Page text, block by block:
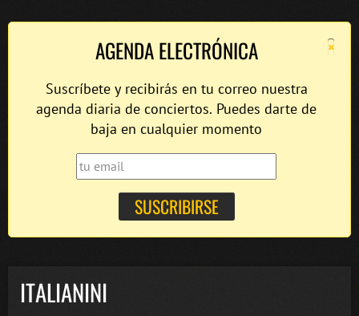
×
AGENDA ELECTRÓNICA
Suscríbete y recibirás en tu correo nuestra
agenda diaria de conciertos. Puedes darte de
baja en cualquier momento
ITALIANINI